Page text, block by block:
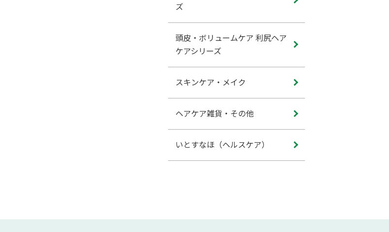
ズ
頭皮・ボリュームケア 利尻ヘア
ケアシリーズ
スキンケア・メイク
ヘアケア雑貨・その他
いとすなほ（ヘルスケア）